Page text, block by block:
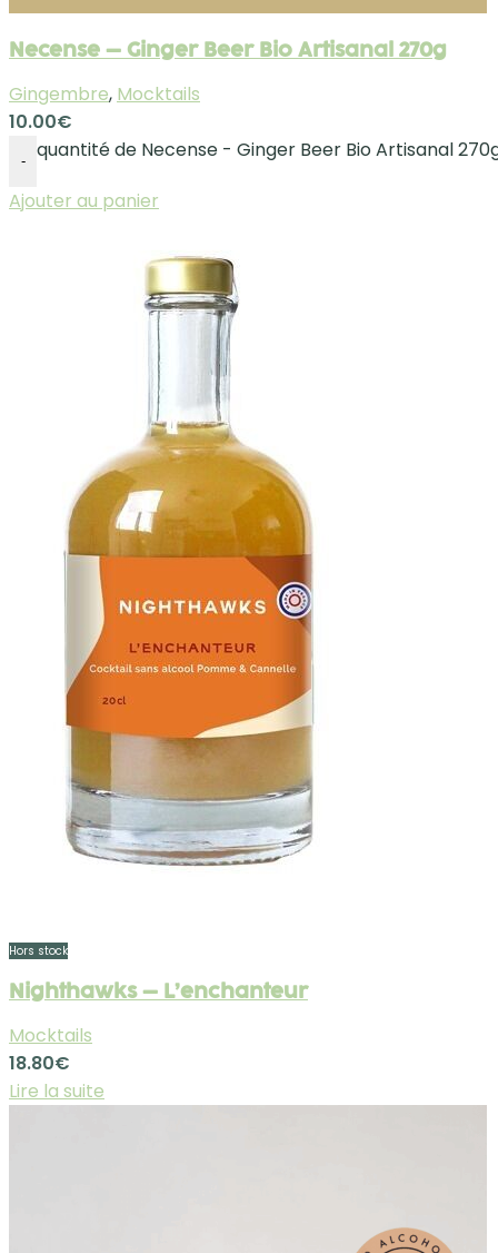
Necense – Ginger Beer Bio Artisanal 270g
Gingembre, Mocktails
10.00€
-
quantité de Necense - Ginger Beer Bio Artisanal
Ajouter au panier
Hors stock
Nighthawks – L’enchanteur
Mocktails
18.80€
Lire la suite